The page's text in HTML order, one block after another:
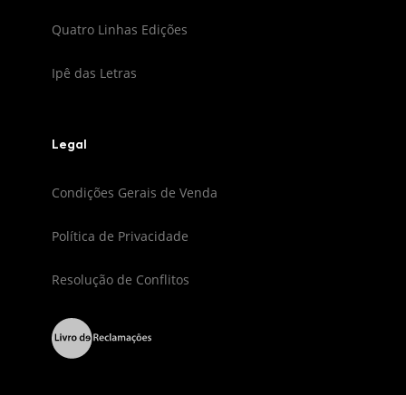
Quatro Linhas Edições
Ipê das Letras
Legal
Condições Gerais de Venda
Política de Privacidade
Resolução de Conflitos